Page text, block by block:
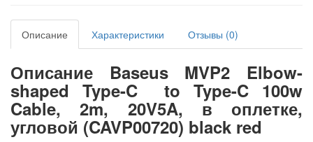
Описание Характеристики Отзывы (0)
Описание Baseus MVP2 Elbow-
shaped Type-C to Type-C 100w
Cable, 2m, 20V5A, в оплетке,
угловой (CAVP00720) black red